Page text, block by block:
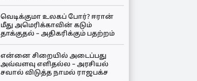
வெடிக்குமா உலகப் போர்? ஈரான்
மீது அமெரிக்காவின் கடும்
தாக்குதல் – அதிகரிக்கும் பதற்றம்
என்னை சிறையில் அடைப்பது
அவ்வளவு எளிதல்ல – அரசியல்
சவால் விடுத்த நாமல் ராஜபக்ச